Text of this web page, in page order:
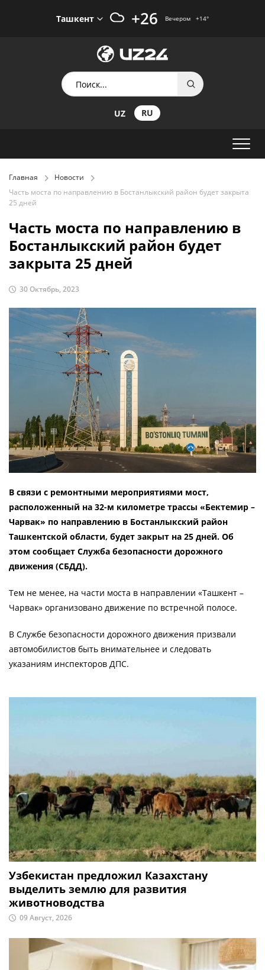
Ташкент +26 Вечером +14°
UZ RU
Главная
Новости
Часть моста по направлению в Бостанлыкский район будет закрыта
25 дней
Часть моста по направлению в
Бостанлыкский район будет
закрыта 25 дней
30 Октябрь, 2023
В связи с ремонтными мероприятиями мост,
расположенный на 32-м километре трассы «Бектемир –
Чарвак» по направлению в Бостанлыкский район
Ташкентской области, будет закрыт на 25 дней. Об
этом сообщает Служба безопасности дорожного
движения (СБДД).
Тем не менее, на части моста в направлении «Ташкент –
Чарвак» организовано движение по встречной полосе.
В Службе безопасности дорожного движения призвали
автомобилистов быть внимательнее и следовать
указаниям инспекторов ДПС.
Узбекистан предложил Казахстану
выделить землю для развития
животноводства
09 Август, 2026